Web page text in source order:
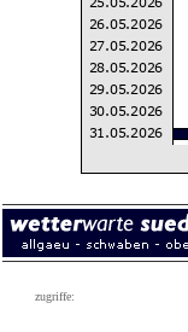
zugriffe: